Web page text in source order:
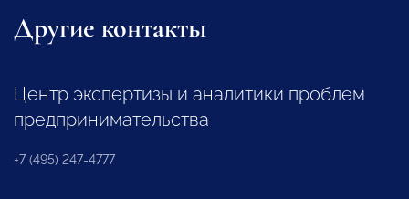
Другие контакты
Центр экспертизы и аналитики проблем
предпринимательства
+7 (495) 247-4777